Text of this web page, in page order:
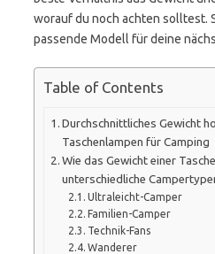
worauf du noch achten solltest.
passende Modell für deine
Table of Contents
Durchschnittliches Gewicht
Taschenlampen für Camping
Wie das Gewicht einer
unterschiedliche
Ultraleicht-Camper
Familien-Camper
Technik-Fans
Wanderer